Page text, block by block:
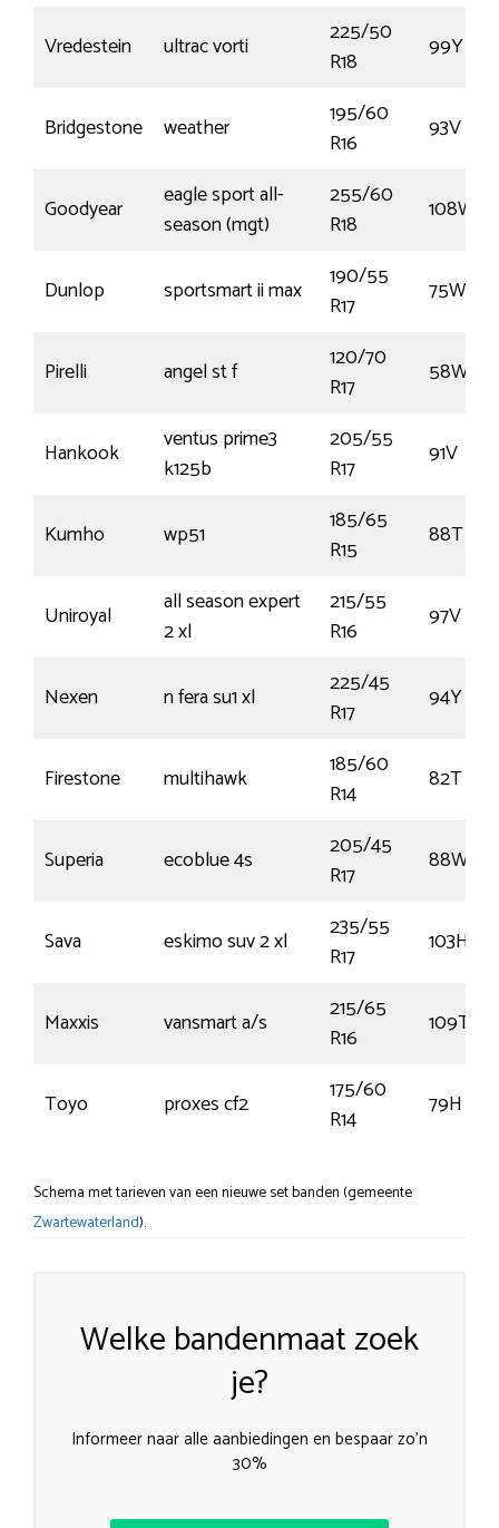
Vredestein ultrac vorti
225/50
R18
99Y
Bridgestone weather
195/60
R16
93V
Goodyear
eagle sport all-
season (mgt)
255/60
R18
108W
Dunlop sportsmart ii max
190/55
R17
75W
Pirelli angel st f
120/70
R17
58W
Hankook
ventus prime3
k125b
205/55
R17
91V
Kumho wp51
185/65
R15
88T
Uniroyal
all season expert
2 xl
215/55
R16
97V
Nexen n fera su1 xl
225/45
R17
94Y
Firestone multihawk
185/60
R14
82T
Superia ecoblue 4s
205/45
R17
88W
Sava eskimo suv 2 xl
235/55
R17
103H
Maxxis vansmart a/s
215/65
R16
109T
Toyo proxes cf2
175/60
R14
79H
Schema met tarieven van een nieuwe set banden (gemeente
Zwartewaterland).
Welke bandenmaat zoek
je?
Informeer naar alle aanbiedingen en bespaar zo’n
30%